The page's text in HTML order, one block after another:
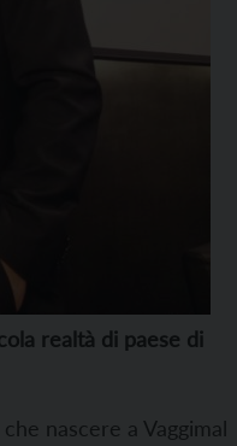
realtà di paese di
nascere a Vaggimal